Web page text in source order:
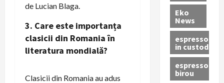
de Lucian Blaga.
3. Care este importanța
clasicii din Romania în
literatura mondială?
Clasicii din Romania au adus
Eko
News
espressoare
in custodie
espressor
birou